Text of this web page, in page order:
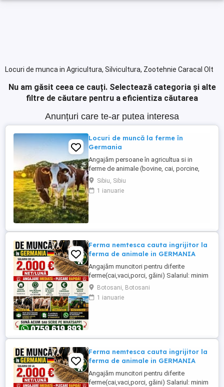
Locuri de munca in Agricultura, Silvicultura, Zootehnie Caracal Olt
Nu am găsit ceea ce cauți. Selectează categoria și alte
filtre de căutare pentru a eficientiza căutarea
Anunțuri care te-ar putea interesa
Locuri de muncă la ferme în
Germania
Angajăm persoane în agricultua si in
ferme de animale (bovine, cai, porcine,
caprine, si păsari) în Germania. Salar
atractiv incepand cu1900 euro net lună
plus ore suplimentare plătite Cazare și
Sibiu, Sibiu
1 ianuarie
Ferma nemtesca cauta ingrijitor la
ferma de animale in GERMANIA
Angajăm muncitori pentru diferite
ferme(cai,vaci,porci, găini) Salariul: minim
1800 net( poate crește în funcție de
experiența) Cazare și utilități gratuite!
Căutam persoane serioase și motivate
Botosani, Botosani
1 ianuarie
Ferma nemtesca cauta ingrijitor la
ferma de animale in GERMANIA
Angajăm muncitori pentru diferite
ferme(cai,vaci,porci, găini) Salariul: minim